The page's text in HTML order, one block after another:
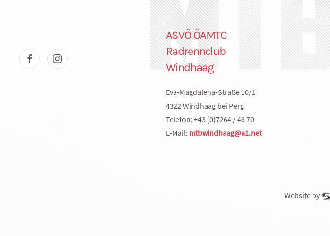
ASVÖ ÖAMTC
Radrennclub
Windhaag
Eva-Magdalena-Straße 10/1
4322 Windhaag bei Perg
Telefon: +43 (0)7264 / 46 70
E-Mail: mtbwindhaag@a1.net
Website by